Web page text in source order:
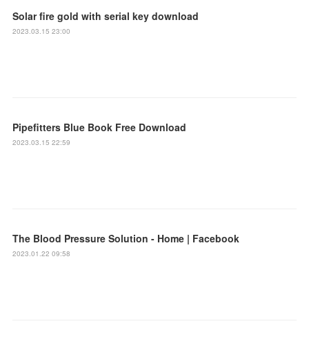
Solar fire gold with serial key download
2023.03.15 23:00
Pipefitters Blue Book Free Download
2023.03.15 22:59
The Blood Pressure Solution - Home | Facebook
2023.01.22 09:58